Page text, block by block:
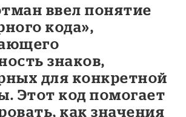
ввел понятие
кода»,
знаков,
для конкретной
Этот код помогает
как значения